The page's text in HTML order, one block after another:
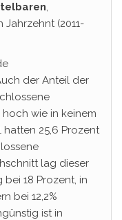
,
(2011-
der Anteil der
wie in keinem
hatten 25,6 Prozent
lag dieser
bei 18 Prozent, in
bei 12,2%
ist in